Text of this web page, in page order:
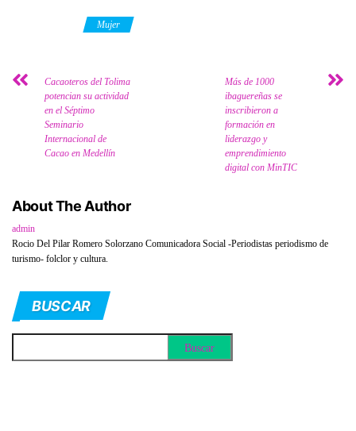
Mujer
Cacaoteros del Tolima
potencian su actividad
en el Séptimo
Seminario
Internacional de
Cacao en Medellín
Más de 1000
ibaguereñas se
inscribieron a
formación en
liderazgo y
emprendimiento
digital con MinTIC
About The Author
admin
Rocio Del Pilar Romero Solorzano Comunicadora Social -Periodistas periodismo de
turismo- folclor y cultura.
BUSCAR